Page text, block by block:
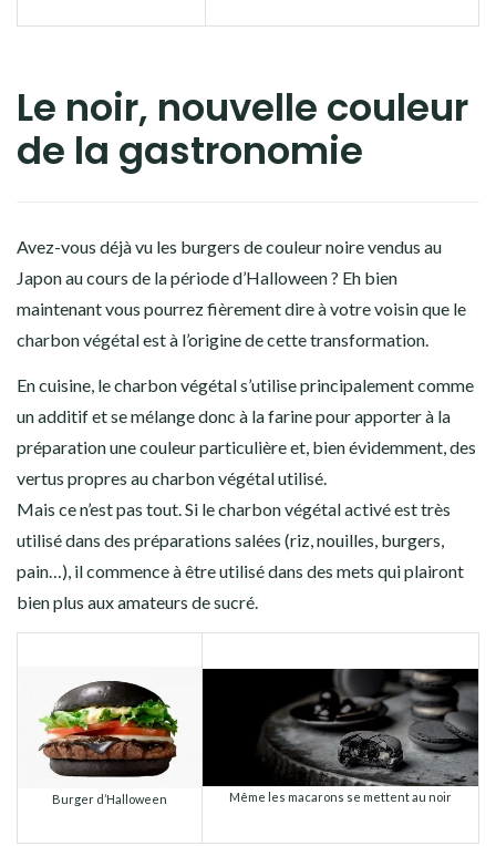
Le noir, nouvelle couleur
de la gastronomie
Avez-vous déjà vu les burgers de couleur noire vendus au
Japon au cours de la période d’Halloween ? Eh bien
maintenant vous pourrez fièrement dire à votre voisin que le
charbon végétal est à l’origine de cette transformation.
En cuisine, le charbon végétal s’utilise principalement comme
un additif et se mélange donc à la farine pour apporter à la
préparation une couleur particulière et, bien évidemment, des
vertus propres au charbon végétal utilisé.
Mais ce n’est pas tout. Si le charbon végétal activé est très
utilisé dans des préparations salées (riz, nouilles, burgers,
pain…), il commence à être utilisé dans des mets qui plairont
bien plus aux amateurs de sucré.
Burger d’Halloween Même les macarons se mettent au noir